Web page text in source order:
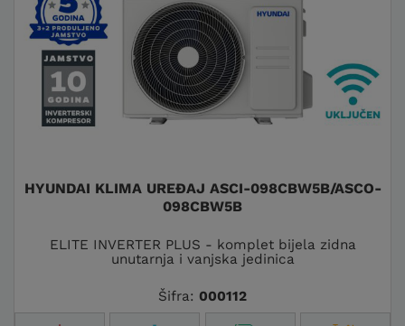
HYUNDAI KLIMA UREĐAJ ASCI-098CBW5B/ASCO-
098CBW5B
ELITE INVERTER PLUS - komplet bijela zidna
unutarnja i vanjska jedinica
Šifra: 000112